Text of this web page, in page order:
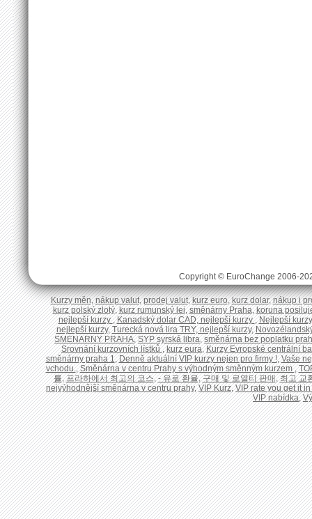
Copyright © EuroChange 2006-
Kurzy měn,nákup valut,prodej valut,kurz euro,kurz dolar,nákup i
kurz polský zlotý,kurz rumunský lei,směnárny Praha,koruna
nejlepší kurzy,Kanadský dolar CAD, nejlepší kurzy,Nejlepší
nejlepší kurzy,Turecká nová lira TRY, nejlepší kurzy,
SMENARNY PRAHA,SYP syrská libra,směnárna bez poplatku
Srovnání kurzovních lístků,kurz eura,Kurzy Evropské centrální
směnárny praha 1,Denně aktuální VIP kurzy nejen pro firmy !,Vaše
vchodu.,Směnárna v centru Prahy s výhodným směnným kurzem,
률,프라하에서 최고의 코스,- 유로 환율,구매 및 로열티 판매,최고 교
nejvýhodnější směnárna v centru prahy,VIP Kurz,VIP rate you get it
VIP nabídka,